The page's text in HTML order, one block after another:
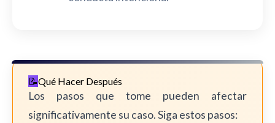
Qué Hacer Después
Los pasos que tome pueden afectar
significativamente su caso. Siga estos pasos: